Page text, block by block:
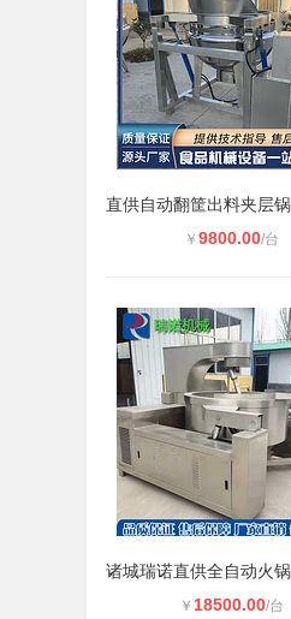
￥ 9800.00/台
￥ 18500.00/台